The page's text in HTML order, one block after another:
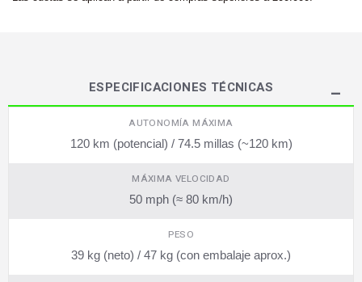
ESPECIFICACIONES TÉCNICAS
AUTONOMÍA MÁXIMA
120 km (potencial) / 74.5 millas (~120 km)
MÁXIMA VELOCIDAD
50 mph (≈ 80 km/h)
PESO
39 kg (neto) / 47 kg (con embalaje aprox.)